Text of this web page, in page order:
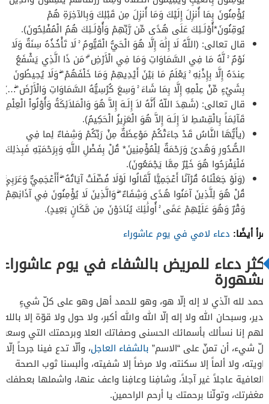
يُؤْمِنُونَ بِمَا أُنزِلَ إِلَيْكَ وَمَا أُنزِلَ مِن قَبْلِكَ وَبِالآخِرَةِ هُمْ
يُوقِنُونَ*أُوْلَـئِكَ عَلَى هُدًى مِّن رَّبِّهِمْ وَأُوْلَـئِكَ هُمُ الْمُفْلِحُونَ).
قال تعالى: (اللَّهُ لَا إِلَٰهَ إِلَّا هُوَ الْحَيُّ الْقَيُّومُ ۚ لَا تَأْخُذُهُ سِنَةٌ وَلَا
نَوْمٌ ۚ لَّهُ مَا فِي السَّمَاوَاتِ وَمَا فِي الْأَرْضِ ۗ مَن ذَا الَّذِي يَشْفَعُ
عِندَهُ إِلَّا بِإِذْنِهِ ۚ يَعْلَمُ مَا بَيْنَ أَيْدِيهِمْ وَمَا خَلْفَهُمْ ۖ وَلَا يُحِيطُونَ
بِشَيْءٍ مِّنْ عِلْمِهِ إِلَّا بِمَا شَاءَ ۚ وَسِعَ كُرْسِيُّهُ السَّمَاوَاتِ وَالْأَرْضَ ۖ…).
قال تعالى: (شَهِدَ اللّهُ أَنَّهُ لاَ إِلَـهَ إِلاَّ هُوَ وَالْمَلاَئِكَةُ وَأُوْلُواْ الْعِلْمِ
قَآئِمَاً بِالْقِسْطِ لاَ إِلَـهَ إِلاَّ هُوَ الْعَزِيزُ الْحَكِيمُ).
(يأَيُّهَا النَّاسُ قَدْ جاءَتْكُمْ مَوْعِظَةٌ مِنْ رَبِّكُمْ وَشِفاءٌ لِما فِي
الصُّدُورِ وَهُدىً وَرَحْمَةٌ لِلْمُؤْمِنِينَ* قُلْ بِفَضْلِ اللَّهِ وَبِرَحْمَتِهِ فَبِذلِكَ
فَلْيَفْرَحُوا هُوَ خَيْرٌ مِمَّا يَجْمَعُونَ).
(وَلَوْ جَعَلْنَاهُ قُرْآنًا أَعْجَمِيًّا لَّقَالُوا لَوْلَا فُصِّلَتْ آيَاتُهُ ۖ أَأَعْجَمِيٌّ وَعَرَبِيٌّ ۗ
قُلْ هُوَ لِلَّذِينَ آمَنُوا هُدًى وَشِفَاءٌ ۖ وَالَّذِينَ لَا يُؤْمِنُونَ فِي آذَانِهِمْ
وَقْرٌ وَهُوَ عَلَيْهِمْ عَمًى ۚ أُولَٰئِكَ يُنَادَوْنَ مِن مَّكَانٍ بَعِيدٍ).
اقرأ أيضًا: دعاء لامي في يوم عاشوراء
أكثر دعاء للمريض بالشفاء في يوم عاشوراء
مشهورة
الحمد لله الّذي لا إله إلّا هو، وهو للحمد أهل وهو على كلّ شيءٍ
قدير، وسبحان الله ولا إله إلّا الله والله أكبر، ولا حول ولا قوّة إلا بالله،
اللهم إنا نسألك بأسمائك الحسنى وصفاتك العلا وبرحمتك التي وسعت
كلّ شيء، أن تمنّ على “الاسم” بالشفاء العاجل، وألّا تدع فينا جرحاً إلّا
داويته، ولا ألماً إلا سكنته، ولا مرضاً إلا شفيته، وألبسنا ثوب الصحة
والعافية عاجلاً غير آجلاً، وشافِنا وعافِنا واعف عنها، واشملها بعطفك
ومغفرتك، وتولّنا برحمتك يا أرحم الراحمين.